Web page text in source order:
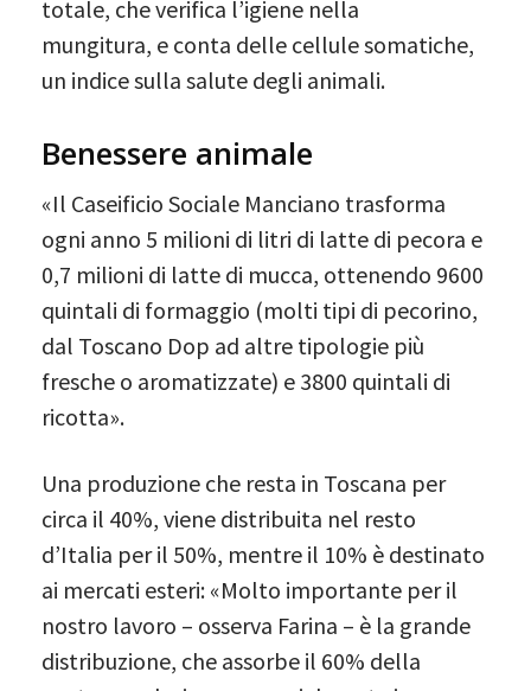
totale, che verifica l’igiene nella
mungitura, e conta delle cellule somatiche,
un indice sulla salute degli animali.
Benessere animale
«Il Caseificio Sociale Manciano trasforma
ogni anno 5 milioni di litri di latte di pecora e
0,7 milioni di latte di mucca, ottenendo 9600
quintali di formaggio (molti tipi di pecorino,
dal Toscano Dop ad altre tipologie più
fresche o aromatizzate) e 3800 quintali di
ricotta».
Una produzione che resta in Toscana per
circa il 40%, viene distribuita nel resto
d’Italia per il 50%, mentre il 10% è destinato
ai mercati esteri: «Molto importante per il
nostro lavoro – osserva Farina – è la grande
distribuzione, che assorbe il 60% della